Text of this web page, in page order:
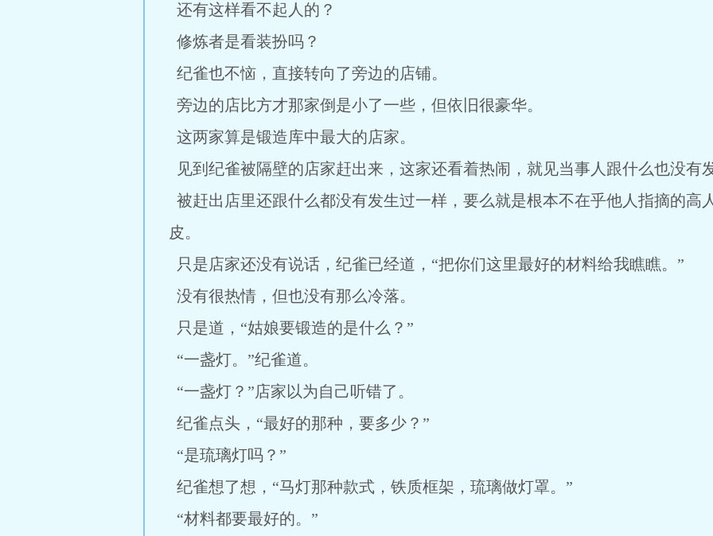
还有这样看不起人的？
修炼者是看装扮吗？
纪雀也不恼，直接转向了旁边的店铺。
旁边的店比方才那家倒是小了一些，但依旧很豪华。
这两家算是锻造库中最大的店家。
见到纪雀被隔壁的店家赶出来，这家还看着热闹，就见当事人跟什么也没有
被赶出店里还跟什么都没有发生过一样，要么就是根本不在乎他人指摘的高
皮。
只是店家还没有说话，纪雀已经道，“把你们这里最好的材料给我瞧瞧。”
没有很热情，但也没有那么冷落。
只是道，“姑娘要锻造的是什么？”
“一盏灯。”纪雀道。
“一盏灯？”店家以为自己听错了。
纪雀点头，“最好的那种，要多少？”
“是琉璃灯吗？”
纪雀想了想，“马灯那种款式，铁质框架，琉璃做灯罩。”
“材料都要最好的。”